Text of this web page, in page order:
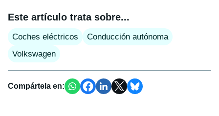
Este artículo trata sobre...
Coches eléctricos
Conducción autónoma
Volkswagen
Compártela en: